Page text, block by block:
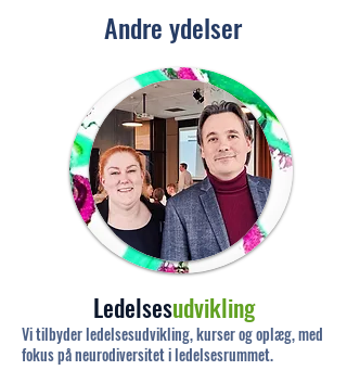
Andre ydelser
Ledelsesudvikling
Vi tilbyder ledelsesudvikling, kurser og oplæg, med
fokus på neurodiversitet i ledelsesrummet.